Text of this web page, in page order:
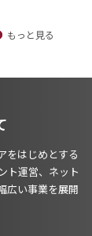
もっと見る
をはじめとする
ト運営、ネット
広い事業を展開